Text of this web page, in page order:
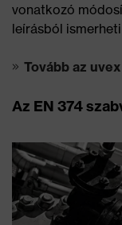
vonatkozó
leírásból
Tovább az
Az EN 374